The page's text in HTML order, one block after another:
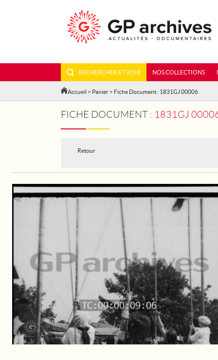
RECHERCHER ET VOIR NOS COLLECTIONS
Accueil > Panier > Fiche Document : 1831GJ 00006
FICHE DOCUMENT : 1831GJ 00006 - LE
Retour